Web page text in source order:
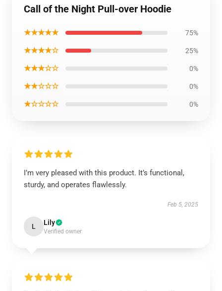
Call of the Night Pull-over Hoodie
★★★★★ 75%
★★★★☆ 25%
★★★☆☆ 0%
★★☆☆☆ 0%
★☆☆☆☆ 0%
I’m very pleased with this product. It’s functional,
sturdy, and operates flawlessly.
Feb 5, 2025
L Lily
Verified owner